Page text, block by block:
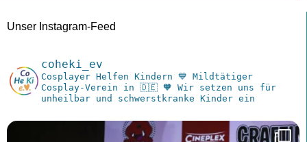
Unser Instagram-Feed
coheki_ev
Cosplayer Helfen Kindern 💙 Mildtätiger
Cosplay-Verein in 🇩🇪 🧡 Wir setzen uns für
unheilbar und schwerstkranke Kinder ein